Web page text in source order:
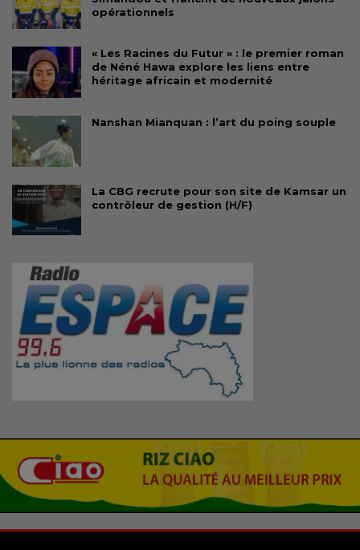
opérationnels
« Les Racines du Futur » : le premier roman
de Néné Hawa explore les liens entre
héritage africain et modernité
Nanshan Mianquan : l’art du poing souple
La CBG recrute pour son site de Kamsar un
contrôleur de gestion (H/F)